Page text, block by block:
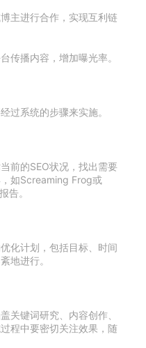
主进行合作，实现互利链
传播内容，增加曝光率。
过系统的步骤来实施。
前的SEO状况，找出需要
如Screaming Frog或
告。
化计划，包括目标、时间
地进行。
关键词研究、内容创作、
程中要密切关注效果，随